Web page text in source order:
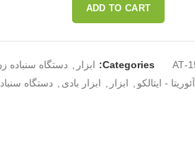
ADD TO CART
Categories: ابزار
دستگاه سنباده
آئوریتا - ایتالکو ابزار ابزار بادی دستگاه